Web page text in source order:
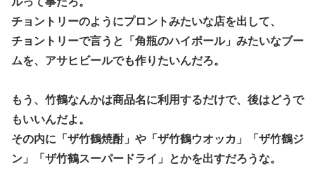
チョントリーのようにプロントみたいな店を出して、
チョントリーで言うと「角瓶のハイボール」みたいなブー
ムを、アサヒビールでも作りたいんだろ。
もう、竹鶴なんかは商品名に利用するだけで、後はどうで
もいいんだよ。
その内に「ザ竹鶴焼酎」や「ザ竹鶴ウオッカ」「ザ竹鶴ジ
ン」「ザ竹鶴スーパードライ」とかを出すだろうな。